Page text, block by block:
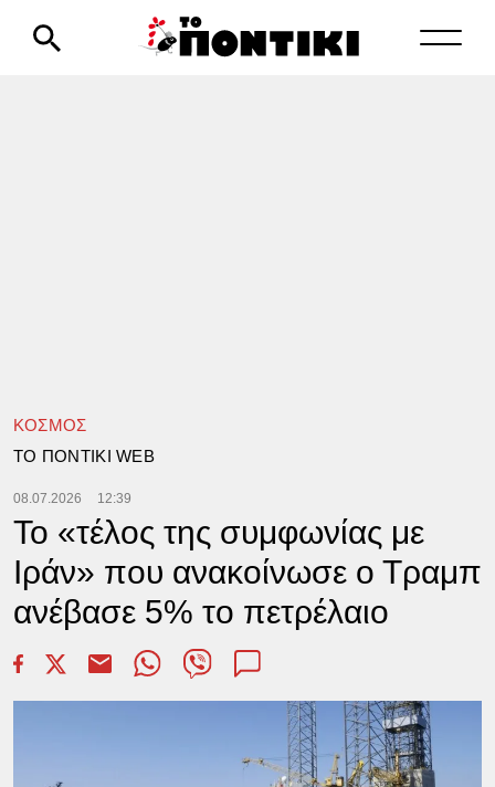
ΚΟΣΜΟΣ
TΟ ΠΟΝΤΙΚΙ WEB
08.07.2026 12:39
Το «τέλος της συμφωνίας με
Ιράν» που ανακοίνωσε ο Τραμπ
ανέβασε 5% το πετρέλαιο